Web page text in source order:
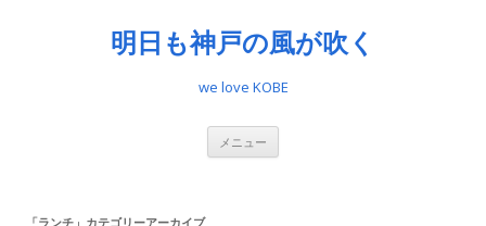
明日も神戸の風が吹く
we love KOBE
メニュー
「ランチ 」カテゴリーアーカイブ